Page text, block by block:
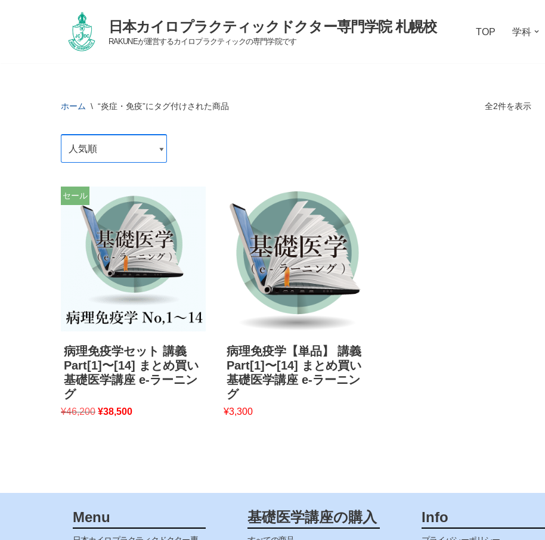
日本カイロプラクティックドクター専門学院 札幌校
RAKUNEが運営するカイロプラクティックの専門学院です
TOP 学科
ホーム \ “炎症・免疫”にタグ付けされた商品 全2件を表示
セール
病理免疫学セット 講義
Part[1]〜[14] まとめ買い
基礎医学講座 e-ラーニン
グ
¥46,200 ¥38,500
病理免疫学【単品】 講義
Part[1]〜[14] まとめ買い
基礎医学講座 e-ラーニン
グ
¥3,300
Menu 基礎医学講座の購入 Info